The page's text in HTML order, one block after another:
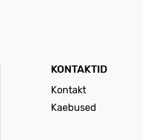
KONTAKTID
Kontakt
Kaebused